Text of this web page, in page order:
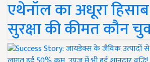
एथेनॉल का अधूरा
सुरक्षा की कीमत कौन